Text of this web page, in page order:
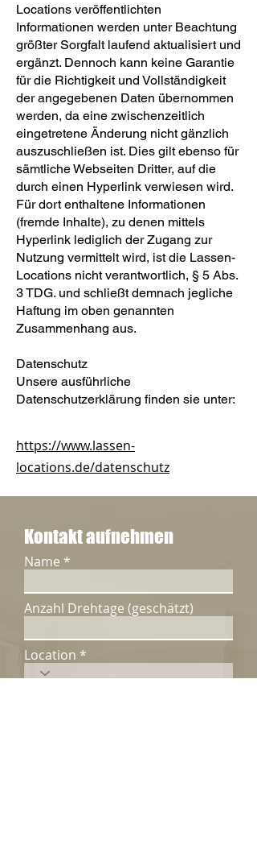
Locations veröffentlichten
Informationen werden unter Beachtung
größter Sorgfalt laufend aktualisiert und
ergänzt. Dennoch kann keine Garantie
für die Richtigkeit und Vollständigkeit
der angegebenen Daten übernommen
werden, da eine zwischenzeitlich
eingetretene Änderung nicht gänzlich
auszuschließen ist. Dies gilt ebenso für
sämtliche Webseiten Dritter, auf die
durch einen Hyperlink verwiesen wird.
Für dort enthaltene Informationen
(fremde Inhalte), zu denen mittels
Hyperlink lediglich der Zugang zur
Nutzung vermittelt wird, ist die Lassen-
Locations nicht verantwortlich, § 5 Abs.
3 TDG. und schließt demnach jegliche
Haftung im oben genannten
Zusammenhang aus.
Datenschutz
Unsere ausführliche
Datenschutzerklärung finden sie unter:
https://www.lassen-
locations.de/datenschutz
Kontakt aufnehmen
Name
Anzahl Drehtage (geschätzt)
Location